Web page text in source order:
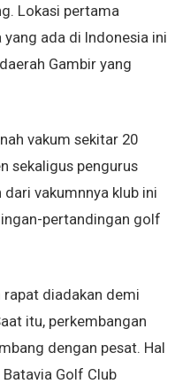
Lokasi pertama
ada di Indonesia ini
Gambir yang
vakum sekitar 20
sekaligus pengurus
vakumnnya klub ini
pertandingan golf
rapat diadakan demi
itu, perkembangan
dengan pesat. Hal
Golf Club